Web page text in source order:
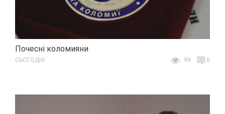
Почесні коломияни
СЬОГОДНІ 99 0